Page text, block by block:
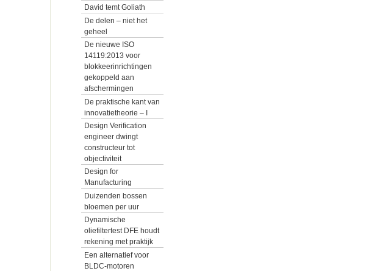
David temt Goliath
De delen – niet het
geheel
De nieuwe ISO
14119:2013 voor
blokkeerinrichtingen
gekoppeld aan
afschermingen
De praktische kant van
innovatietheorie – I
Design Verification
engineer dwingt
constructeur tot
objectiviteit
Design for
Manufacturing
Duizenden bossen
bloemen per uur
Dynamische
oliefiltertest DFE houdt
rekening met praktijk
Een alternatief voor
BLDC-motoren